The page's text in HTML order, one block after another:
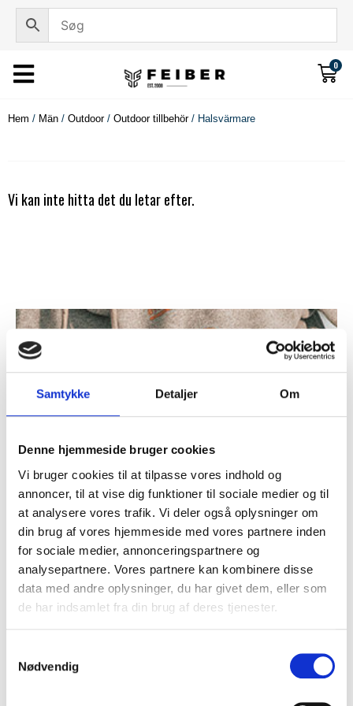
Samtykke Detaljer Om
Denne hjemmeside bruger cookies
Vi bruger cookies til at tilpasse vores indhold og
annoncer, til at vise dig funktioner til sociale medier og til
at analysere vores trafik. Vi deler også oplysninger om
din brug af vores hjemmeside med vores partnere inden
for sociale medier, annonceringspartnere og
analysepartnere. Vores partnere kan kombinere disse
data med andre oplysninger, du har givet dem, eller som
de har indsamlet fra din brug af deres tjenester.
Nødvendig
0
Hem / Män / Outdoor/ Outdoor tillbehör/ Halsvärmare
Vi kan inte hitta det du letar efter.
Håll mig uppdaterad
Bli en del av vår kundklubb och få många
förmåner
REGISTRERA